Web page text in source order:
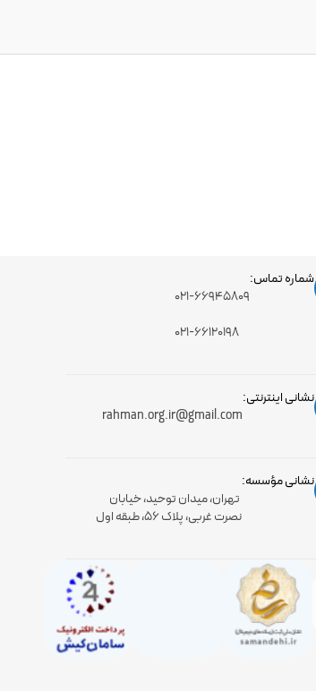
شماره تماس:
۰۲۱-۶۶۹۴۵۸۰۹
۰۲۱-۶۶۱۲۰۱۹۸
نشانی اینترنتی:
rahman.org.ir@gmail.com
نشانی مؤسسه:
تهران، میدان توحید، خیابان
نصرت غربی، پلاک 56، طبقه اول